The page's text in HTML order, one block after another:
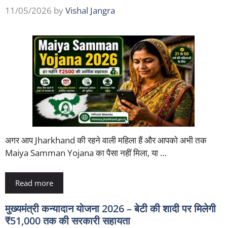
11/05/2026 byVishal Jangra
अगर आप Jharkhand की रहने वाली महिला हैं और आपको अभी तक
Maiya Samman Yojana का पैसा नहीं मिला, या …
Read more
मुख्यमंत्री कन्यादान योजना 2026 – बेटी की शादी पर मिलेगी
₹51,000 तक की सरकारी सहायता